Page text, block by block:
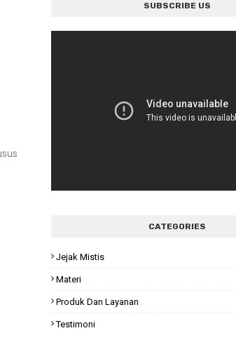
SUBSCRIBE US
CATEGORIES
Jejak Mistis
Materi
Produk Dan Layanan
Testimoni